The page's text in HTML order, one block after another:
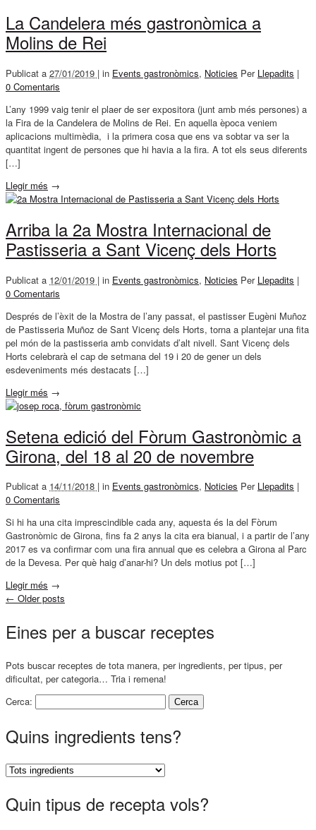
La Candelera més gastronòmica a
Molins de Rei
Publicat a 27/01/2019 | in Events gastronòmics, Noticies Per Llepadits |
0 Comentaris
L’any 1999 vaig tenir el plaer de ser expositora (junt amb més persones) a
la Fira de la Candelera de Molins de Rei. En aquella època veniem
aplicacions multimèdia, i la primera cosa que ens va sobtar va ser la
quantitat ingent de persones que hi havia a la fira. A tot els seus diferents
[…]
Llegir més →
Arriba la 2a Mostra Internacional de
Pastisseria a Sant Vicenç dels Horts
Publicat a 12/01/2019 | in Events gastronòmics, Noticies Per Llepadits |
0 Comentaris
Després de l’èxit de la Mostra de l’any passat, el pastisser Eugèni Muñoz
de Pastisseria Muñoz de Sant Vicenç dels Horts, torna a plantejar una fita
pel món de la pastisseria amb convidats d’alt nivell. Sant Vicenç dels
Horts celebrarà el cap de setmana del 19 i 20 de gener un dels
esdeveniments més destacats […]
Llegir més →
Setena edició del Fòrum Gastronòmic a
Girona, del 18 al 20 de novembre
Publicat a 14/11/2018 | in Events gastronòmics, Noticies Per Llepadits |
0 Comentaris
Si hi ha una cita imprescindible cada any, aquesta és la del Fòrum
Gastronòmic de Girona, fins fa 2 anys la cita era bianual, i a partir de l’any
2017 es va confirmar com una fira annual que es celebra a Girona al Parc
de la Devesa. Per què haig d’anar-hi? Un dels motius pot […]
Llegir més →
← Older posts
Eines per a buscar receptes
Pots buscar receptes de tota manera, per ingredients, per tipus, per
dificultat, per categoria… Tria i remena!
Cerca:
Quins ingredients tens?
Quin tipus de recepta vols?